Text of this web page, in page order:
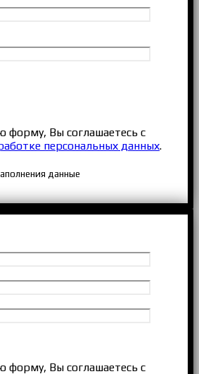
форму, Вы соглашаетесь с
персональных данных.
данные
форму, Вы соглашаетесь с